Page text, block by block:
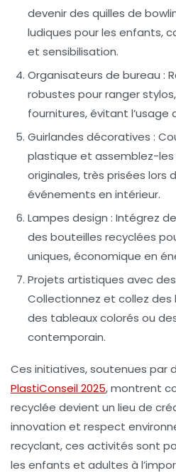
devenir des quilles de
ludiques pour les enfants,
et sensibilisation.
Organisateurs de bureau :
robustes pour ranger
fournitures, évitant l’usage
Guirlandes décoratives :
plastique et assemblez-
originales, très prisées lors
événements en intérieur.
Lampes design : Intégrez
des bouteilles recyclées
uniques, économique en
Projets artistiques avec
Collectionnez et collez des
des tableaux colorés ou
contemporain.
Ces initiatives, soutenues par
PlastiConseil 2025, montrent
recyclée devient un lieu de
innovation et respect
recyclant, ces activités sont
les enfants et adultes à